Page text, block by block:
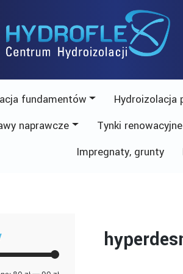
fundamentów Hydroizolacja
naprawcze
Tynki renowacyjne
Impregnaty, grunty